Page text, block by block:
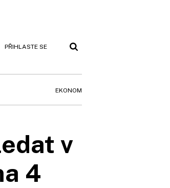
PŘIHLASTE SE
EKONOM
v
4